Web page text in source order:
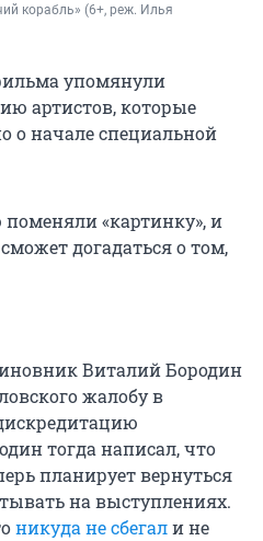
корабль» (6+, реж. Илья
упомянули
артистов, которые
о начале специальной
«картинку», и
догадаться о том,
Виталий Бородин
жалобу в
тогда написал, что
планирует вернуться
на выступлениях.
никуда не сбегали не